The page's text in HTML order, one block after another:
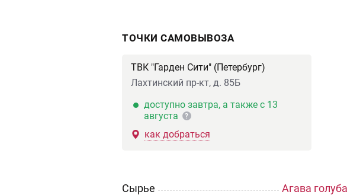
ТОЧКИ САМОВЫВОЗА
ТВК "Гарден Сити" (Петербург)
Лахтинский пр-кт, д. 85Б
доступно завтра, а также с 13
августа
?
как добраться
Сырье
Агава